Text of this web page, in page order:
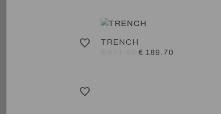
TRENCH
€ 189.70